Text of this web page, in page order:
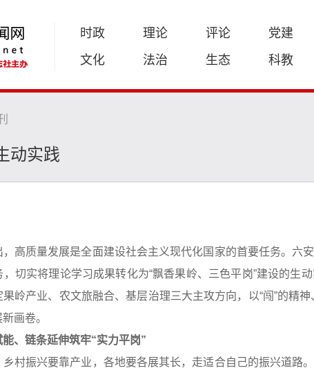
时政 理论 评论 党建
文化
法治 生态 科教
动实践
高质量发展是全面建设社会主义现代化国家的首要任务。六
切实将理论学习成果转化为“飘香果岭、三色平岗”建设的生
岭产业、农文旅融合、基层治理三大主攻方向，以“闯”的精
画卷。
、链条延伸筑牢“实力平岗”
乡村振兴要靠产业，各地要各展其长，走适合自己的振兴道路